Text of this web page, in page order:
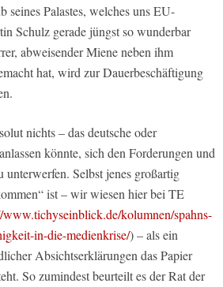
seines Palastes, welches uns EU-
Schulz gerade jüngst so wunderbar
abweisender Miene neben ihm
hat, wird zur Dauerbeschäftigung
nichts – das deutsche oder
könnte, sich den Forderungen und
unterwerfen. Selbst jenes großartig
ist – wir wiesen hier bei TE
www.tichyseinblick.de/kolumnen/spahns-
in-die-medienkrise/) – als ein
Absichtserklärungen das Papier
So zumindest beurteilt es der Rat der